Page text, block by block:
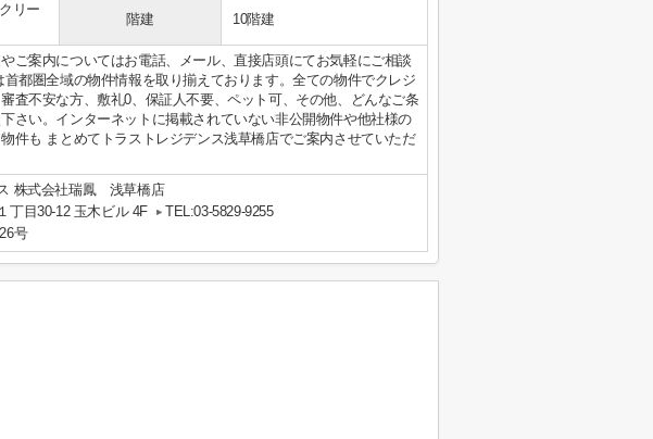
リー
階建 10階建
ご案内についてはお電話、メール、直接店頭にてお気軽にご相談
都圏全域の物件情報を取り揃えております。全ての物件でクレジ
査不安な方、敷礼0、保証人不要、ペット可、その他、どんなご条
さい。インターネットに掲載されていない非公開物件や他社様の
件も まとめてトラストレジデンス浅草橋店でご案内させていただ
株式会社瑞鳳 浅草橋店
丁目30-12 玉木ビル 4F
TEL:03-5829-9255
号